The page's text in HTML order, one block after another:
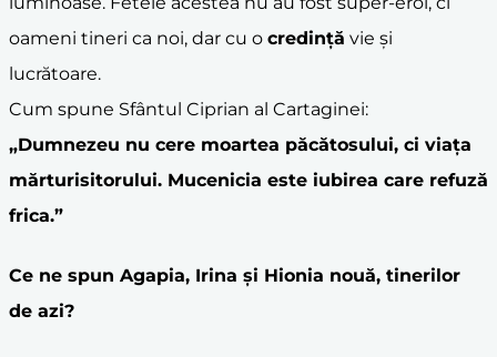
oameni tineri ca noi, dar cu o credință vie și
lucrătoare.
Cum spune Sfântul Ciprian al Cartaginei:
„Dumnezeu nu cere moartea păcătosului, ci viața
mărturisitorului. Mucenicia este iubirea care refuză
frica.”
Ce ne spun Agapia, Irina și Hionia nouă, tinerilor
de azi?